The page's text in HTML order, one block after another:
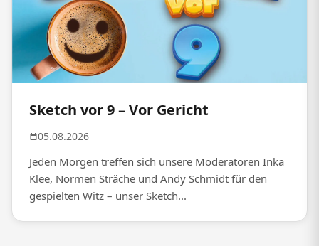
Sketch vor 9 – Vor Gericht
05.08.2026
Jeden Morgen treffen sich unsere Moderatoren Inka
Klee, Normen Sträche und Andy Schmidt für den
gespielten Witz – unser Sketch...